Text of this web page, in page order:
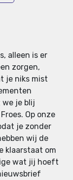
alleen is er
zorgen,
je niks mist
we je blij
Op onze
je zonder
wij de
klaarstaat om
wat jij hoeft